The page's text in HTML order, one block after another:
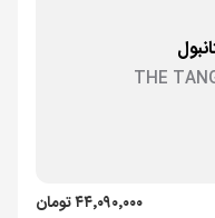
THE
۴۴٬۰۹۰٬۰۰۰ تومان